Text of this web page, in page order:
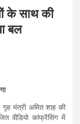
के साथ की
बल
गृह मंत्री अमित शाह की
वीडियो कांफ्रेंसिंग में